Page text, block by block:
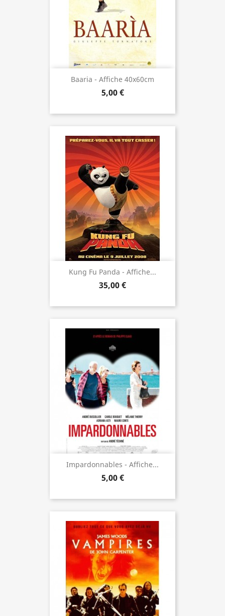
Baaria - Affiche 40x60cm
5,00 €
Kung Fu Panda - Affiche...
35,00 €
Impardonnables - Affiche...
5,00 €